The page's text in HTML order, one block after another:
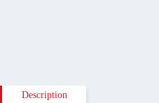
Description